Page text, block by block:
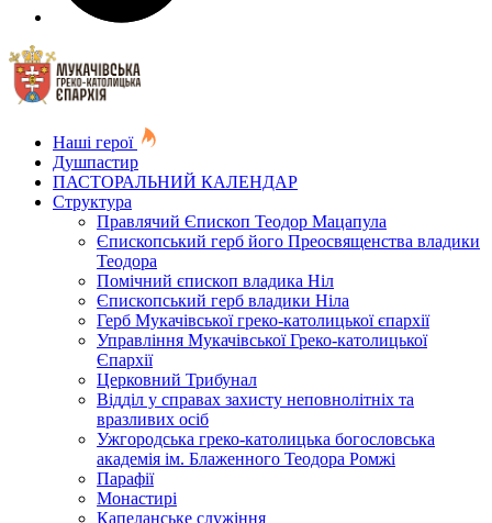
Наші герої
Душпастир
ПАСТОРАЛЬНИЙ КАЛЕНДАР
Структура
Правлячий Єпископ Теодор Мацапула
Єпископський герб його Преосвященства владики
Теодора
Помічний єпископ владика Ніл
Єпископський герб владики Ніла
Герб Мукачівської греко-католицької єпархії
Управління Мукачівської Греко-католицької
Єпархії
Церковний Трибунал
Відділ у справах захисту неповнолітніх та
вразливих осіб
Ужгородська греко-католицька богословська
академія ім. Блаженного Теодора Ромжі
Парафії
Монастирі
Капеланське служіння